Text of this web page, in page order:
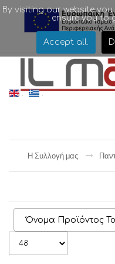
. .
Η Συλλογή μας.
Όνομα Προϊόντος
By visiting our website
ensure you to
Accept all.